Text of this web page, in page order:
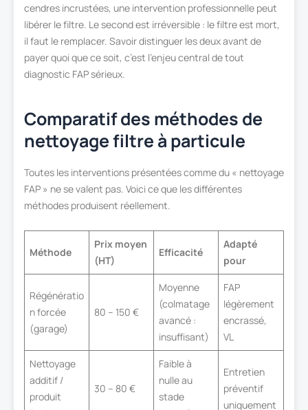
cendres incrustées, une intervention professionnelle peut
libérer le filtre. Le second est irréversible : le filtre est mort,
il faut le remplacer. Savoir distinguer les deux avant de
payer quoi que ce soit, c’est l’enjeu central de tout
diagnostic FAP sérieux.
Comparatif des méthodes de
nettoyage filtre à particule
Toutes les interventions présentées comme du « nettoyage
FAP » ne se valent pas. Voici ce que les différentes
méthodes produisent réellement.
Méthode
Prix moyen
(HT)
Efficacité
Adapté
pour
Régénératio
n forcée
(garage)
80 – 150 €
Moyenne
(colmatage
avancé :
insuffisant)
FAP
légèrement
encrassé,
VL
Nettoyage
additif /
produit
30 – 80 €
Faible à
nulle au
stade
Entretien
préventif
uniquement